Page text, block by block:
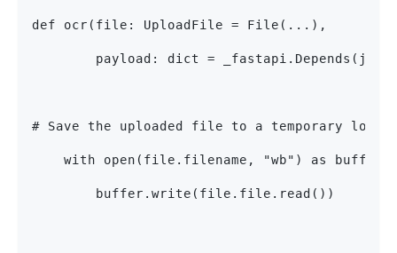
def ocr(file: UploadFile = File(...),
payload: dict =
# Save the uploaded file to a temporary
    with open(file.filename, "wb") as buffer:
        buffer.write(file.file.read())